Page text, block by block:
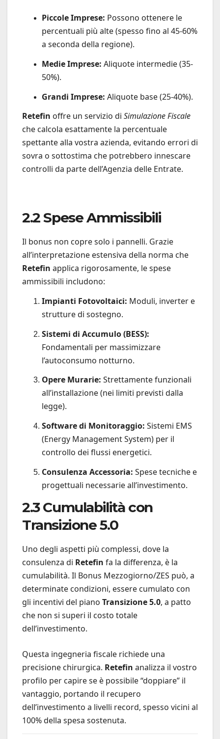
Piccole Imprese: Possono ottenere le
percentuali più alte (spesso fino al 45-60%
a seconda della regione).
Medie Imprese: Aliquote intermedie (35-
50%).
Grandi Imprese: Aliquote base (25-40%).
Retefin offre un servizio di Simulazione Fiscale
che calcola esattamente la percentuale
spettante alla vostra azienda, evitando errori di
sovra o sottostima che potrebbero innescare
controlli da parte dell’Agenzia delle Entrate.
2.2 Spese Ammissibili
Il bonus non copre solo i pannelli. Grazie
all’interpretazione estensiva della norma che
Retefin applica rigorosamente, le spese
ammissibili includono:
Impianti Fotovoltaici: Moduli, inverter e
strutture di sostegno.
Sistemi di Accumulo (BESS):
Fondamentali per massimizzare
l’autoconsumo notturno.
Opere Murarie: Strettamente funzionali
all’installazione (nei limiti previsti dalla
legge).
Software di Monitoraggio: Sistemi EMS
(Energy Management System) per il
controllo dei flussi energetici.
Consulenza Accessoria: Spese tecniche e
progettuali necessarie all’investimento.
2.3 Cumulabilità con
Transizione 5.0
Uno degli aspetti più complessi, dove la
consulenza di Retefin fa la differenza, è la
cumulabilità. Il Bonus Mezzogiorno/ZES può, a
determinate condizioni, essere cumulato con
gli incentivi del piano Transizione 5.0, a patto
che non si superi il costo totale
dell’investimento.
Questa ingegneria fiscale richiede una
precisione chirurgica. Retefin analizza il vostro
profilo per capire se è possibile “doppiare” il
vantaggio, portando il recupero
dell’investimento a livelli record, spesso vicini al
100% della spesa sostenuta.